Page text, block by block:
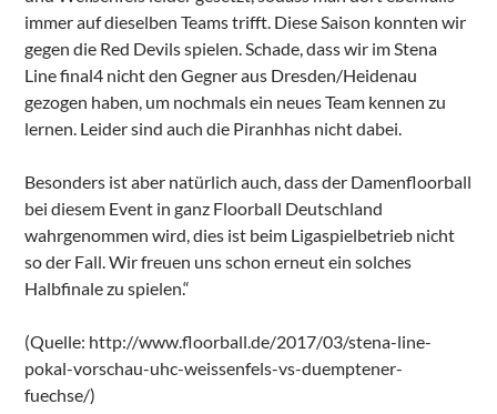
immer auf dieselben Teams trifft. Diese Saison konnten wir
gegen die Red Devils spielen. Schade, dass wir im Stena
Line final4 nicht den Gegner aus Dresden/Heidenau
gezogen haben, um nochmals ein neues Team kennen zu
lernen. Leider sind auch die Piranhhas nicht dabei.
Besonders ist aber natürlich auch, dass der Damenfloorball
bei diesem Event in ganz Floorball Deutschland
wahrgenommen wird, dies ist beim Ligaspielbetrieb nicht
so der Fall. Wir freuen uns schon erneut ein solches
Halbfinale zu spielen.“
(Quelle: http://www.floorball.de/2017/03/stena-line-
pokal-vorschau-uhc-weissenfels-vs-duemptener-
fuechse/)